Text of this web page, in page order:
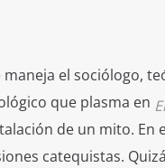
maneja el sociólogo,
que plasma en
de un mito.
catequistas.